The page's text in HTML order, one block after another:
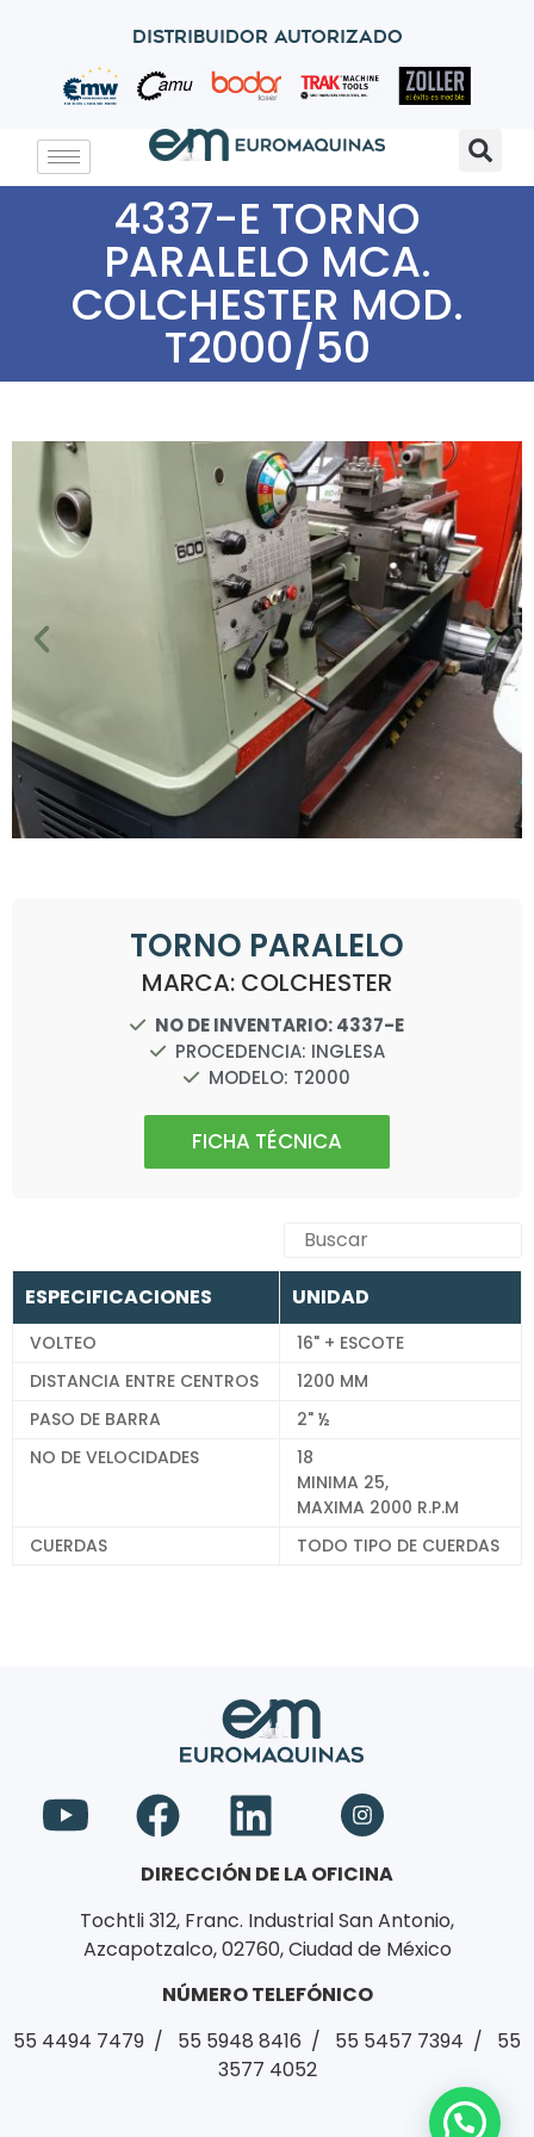
Distribuidor autorizado
4337-E TORNO
PARALELO MCA.
COLCHESTER MOD.
T2000/50
TORNO PARALELO
MARCA: COLCHESTER
NO DE INVENTARIO: 4337-E
PROCEDENCIA: INGLESA
MODELO: T2000
FICHA TÉCNICA
ESPECIFICACIONES UNIDAD
VOLTEO
16" + ESCOTE
DISTANCIA ENTRE CENTROS
1200 MM
PASO DE BARRA
2" ½
NO DE VELOCIDADES
18
MINIMA 25,
MAXIMA 2000 R.P.M
CUERDAS
TODO TIPO DE CUERDAS
DIRECCIÓN DE LA OFICINA
Tochtli 312, Franc. Industrial San Antonio,
Azcapotzalco, 02760, Ciudad de México
NÚMERO TELEFÓNICO
55 4494 7479 / 55 5948 8416 / 55 5457 7394 / 55
3577 4052